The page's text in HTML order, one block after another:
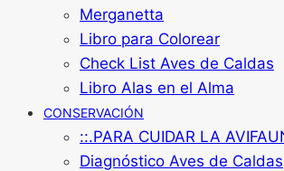
Merganetta
Libro para Colorear
Check List Aves de Caldas
Libro Alas en el Alma
CONSERVACIÓN
::.PARA CUIDAR LA
Diagnóstico Aves de Caldas